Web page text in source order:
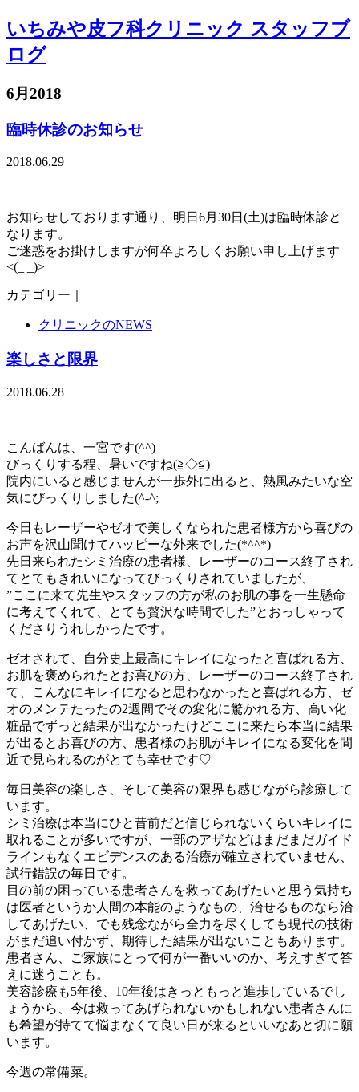
いちみや皮フ科クリニック スタッフブ
ログ
6月2018
臨時休診のお知らせ
2018.06.29
お知らせしております通り、明日6月30日(土)は臨時休診と
なります。
ご迷惑をお掛けしますが何卒よろしくお願い申し上げます
<(_ _)>
カテゴリー｜
クリニックのNEWS
楽しさと限界
2018.06.28
こんばんは、一宮です(^^)
びっくりする程、暑いですね(≧◇≦)
院内にいると感じませんが一歩外に出ると、熱風みたいな空
気にびっくりしました(^-^;
今日もレーザーやゼオで美しくなられた患者様方から喜びの
お声を沢山聞けてハッピーな外来でした(*^^*)
先日来られたシミ治療の患者様、レーザーのコース終了され
てとてもきれいになってびっくりされていましたが、
”ここに来て先生やスタッフの方が私のお肌の事を一生懸命
に考えてくれて、とても贅沢な時間でした”とおっしゃって
くださりうれしかったです。
ゼオされて、自分史上最高にキレイになったと喜ばれる方、
お肌を褒められたとお喜びの方、レーザーのコース終了され
て、こんなにキレイになると思わなかったと喜ばれる方、ゼ
オのメンテたったの2週間でその変化に驚かれる方、高い化
粧品でずっと結果が出なかったけどここに来たら本当に結果
が出るとお喜びの方、患者様のお肌がキレイになる変化を間
近で見られるのがとても幸せです♡
毎日美容の楽しさ、そして美容の限界も感じながら診療して
います。
シミ治療は本当にひと昔前だと信じられないくらいキレイに
取れることが多いですが、一部のアザなどはまだまだガイド
ラインもなくエビデンスのある治療が確立されていません、
試行錯誤の毎日です。
目の前の困っている患者さんを救ってあげたいと思う気持ち
は医者というか人間の本能のようなもの、治せるものなら治
してあげたい、でも残念ながら全力を尽くしても現代の技術
がまだ追い付かず、期待した結果が出ないこともあります。
患者さん、ご家族にとって何が一番いいのか、考えすぎて答
えに迷うことも。
美容診療も5年後、10年後はきっともっと進歩しているでし
ょうから、今は救ってあげられないかもしれない患者さんに
も希望が持てて悩まなくて良い日が来るといいなあと切に願
います。
今週の常備菜。